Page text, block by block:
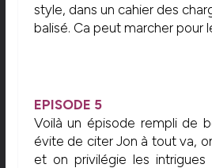
style, dans un cahier des
balisé. Ca peut marcher pour
EPISODE 5
Voilà un épisode rempli de
évite de citer Jon à tout va,
et on privilégie les intrigues